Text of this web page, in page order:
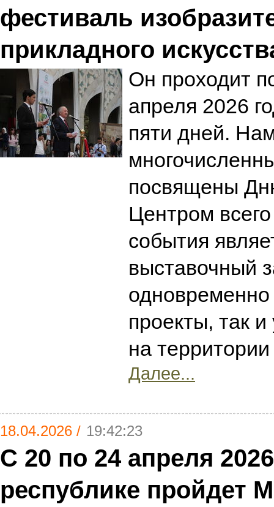
фестиваль
прикладного
Он проходит
апреля 2026
пяти дней.
посвящены
Центром всего
события
выставочный
проекты, так
на
Далее...
18.04.2026 / 19:42:23
С 20 по 24 апреля
республике пройдет